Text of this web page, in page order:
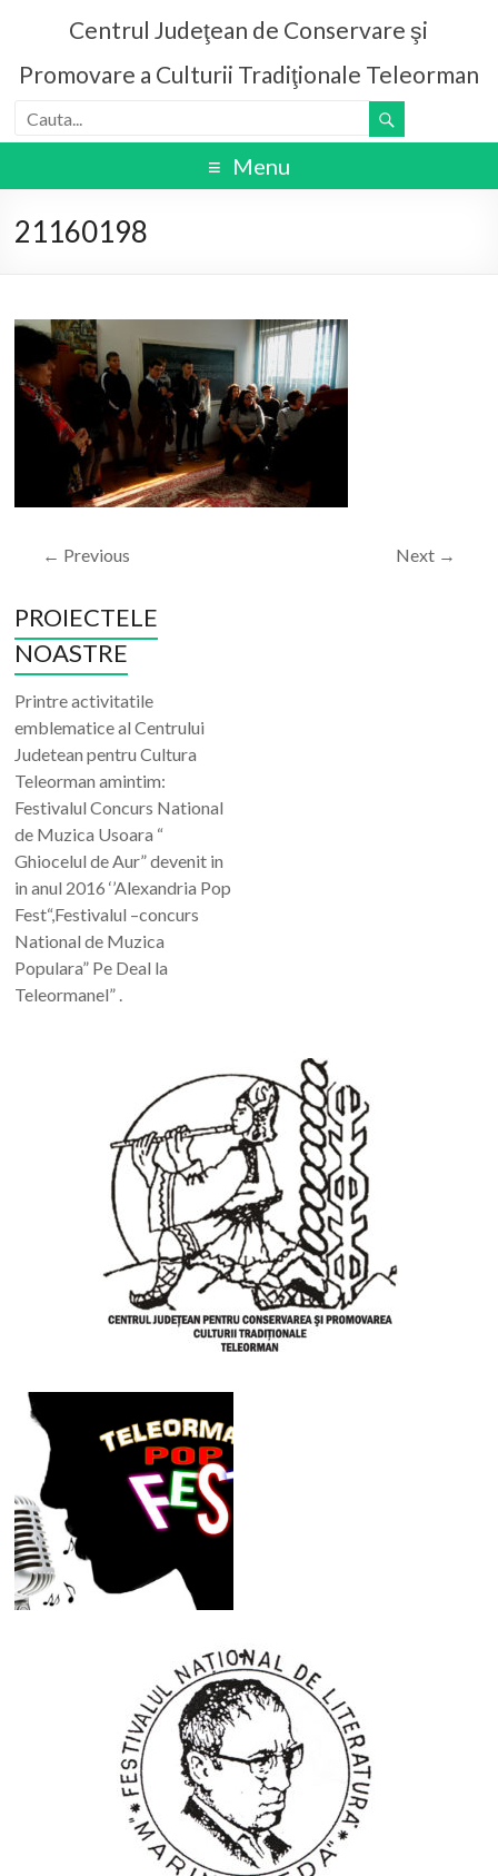
Centrul Judeţean de Conservare şi
Promovare a Culturii Tradiţionale Teleorman
Menu
21160198
← Previous Next →
PROIECTELE
NOASTRE
Printre activitatile
emblematice al Centrului
Judetean pentru Cultura
Teleorman amintim:
Festivalul Concurs National
de Muzica Usoara “
Ghiocelul de Aur” devenit in
in anul 2016 ‘’Alexandria Pop
Fest“,Festivalul –concurs
National de Muzica
Populara” Pe Deal la
Teleormanel” .